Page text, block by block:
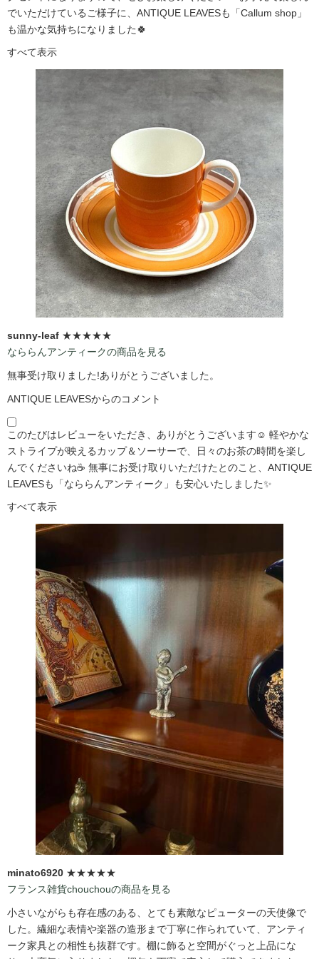
でいただけているご様子に、ANTIQUE LEAVESも「Callum shop」
も温かな気持ちになりました🍀
すべて表示
sunny-leaf ★★★★★
なららんアンティークの商品を見る
無事受け取りました!ありがとうございました。
ANTIQUE LEAVESからのコメント
このたびはレビューをいただき、ありがとうございます☺️ 軽やかな
ストライプが映えるカップ＆ソーサーで、日々のお茶の時間を楽し
んでくださいね☕ 無事にお受け取りいただけたとのこと、ANTIQUE
LEAVESも「なららんアンティーク」も安心いたしました✨
すべて表示
minato6920 ★★★★★
フランス雑貨chouchouの商品を見る
小さいながらも存在感のある、とても素敵なピューターの天使像で
した。繊細な表情や楽器の造形まで丁寧に作られていて、アンティ
ーク家具との相性も抜群です。棚に飾ると空間がぐっと上品にな